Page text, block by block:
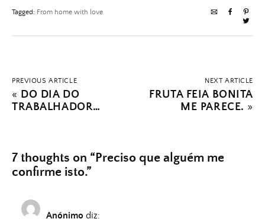
Tagged: From home with love
PREVIOUS ARTICLE
« DO DIA DO
TRABALHADOR…
NEXT ARTICLE
FRUTA FEIA BONITA
ME PARECE. »
7 thoughts on “Preciso que alguém me
confirme isto.”
Anónimo diz: